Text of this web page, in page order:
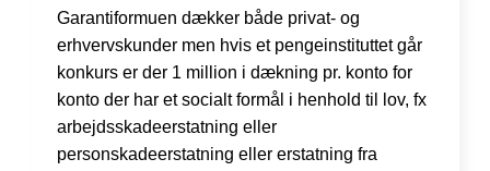
Garantiformuen dækker både privat- og
erhvervskunder men hvis et pengeinstituttet går
konkurs er der 1 million i dækning pr. konto for
konto der har et socialt formål i henhold til lov, fx
arbejdsskadeerstatning eller
personskadeerstatning eller erstatning fra